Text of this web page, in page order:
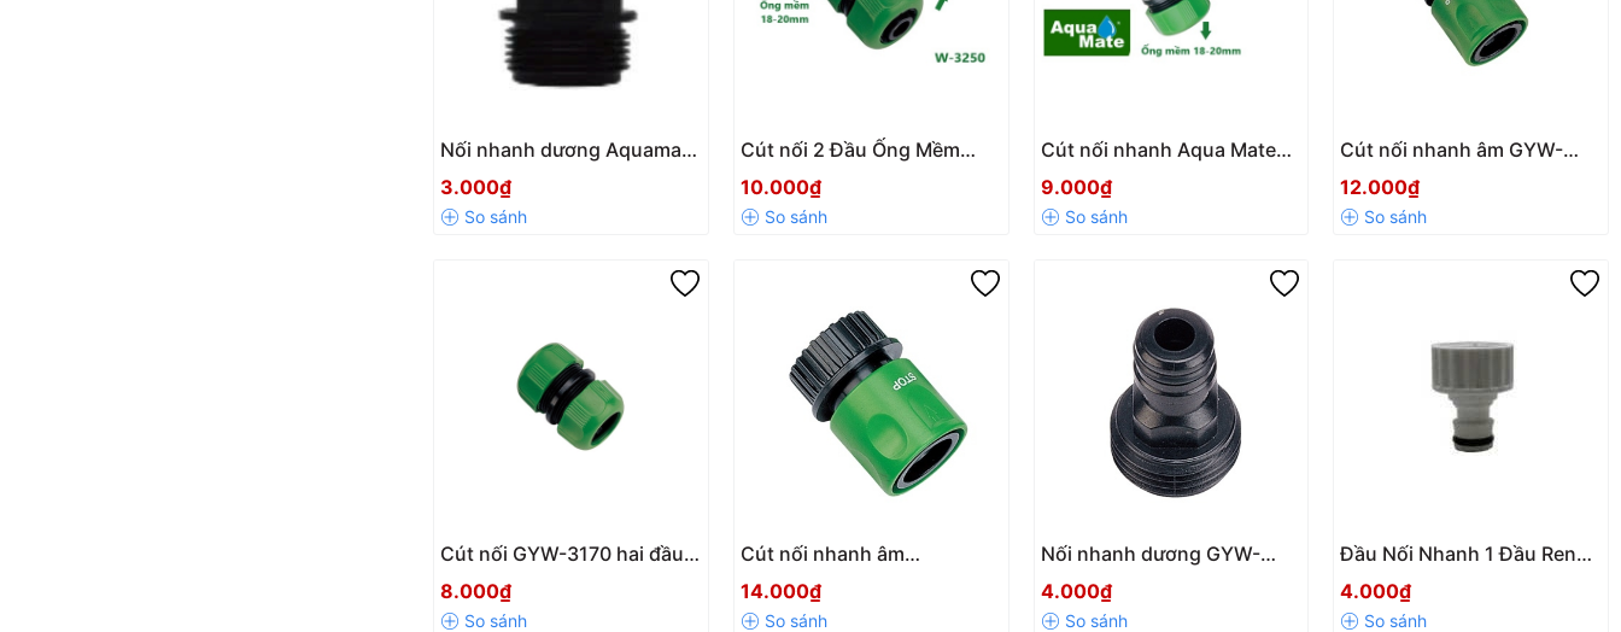
Nối nhanh dương Aquamate
W3092 ren ngoài 21 – Kết
nối tiện lợi, kín nước tuyệt
đối
3.000₫
Cút nối 2 Đầu Ống Mềm
20mm Siêu Chắc, Dễ Lắp
Đặt Mã GYW-3250
10.000₫
Cút nối nhanh Aqua Mate
GYW-3175, dùng nối hai
đầu ống nước mềm 20mm
với 14mm
9.000₫
Cút nối nhanh âm GYW-
3140 Aqua Mate có STOP –
Tiện lợi, chống rò rỉ hiệu
quả
12.000₫
Cút nối GYW-3170 hai đầu
nối với ống mềm 14-18mm
Aquamate
8.000₫
Cút nối nhanh âm
GYW3160 Aqua Mate ren
trong 27mm có STOP – Tiện
14.000₫
Nối nhanh dương GYW-
3090 Aqua Mate ren ngoài
27mm – Kết nối nhanh, chắc
4.000₫
Đầu Nối Nhanh 1 Đầu Ren
Trong 27mm Nhựa Cao Cấp
– Kết Nối Vòi Nước Tiện Lợi
4.000₫